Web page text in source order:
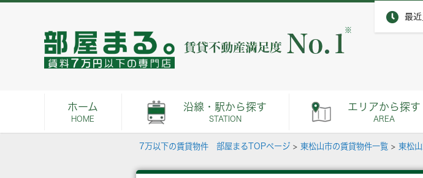
最
※
ホーム
HOME
沿線・駅から探す
STATION
エリアから探す
AREA
7万以下の賃貸物件 部屋まるTOPページ > 東松山市の賃貸物件一覧 > 東松